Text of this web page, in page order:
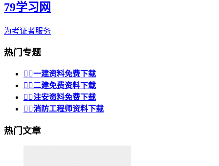
79学习网
为考证者服务
热门专题
 一建资料免费下载
 二建免费资料下载
 注安资料免费下载
 消防工程师资料下载
热门文章